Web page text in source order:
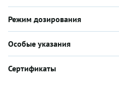
Режим дозирования
Особые указания
Сертификаты